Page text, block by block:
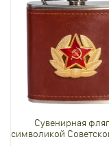
Сувенирная
символикой